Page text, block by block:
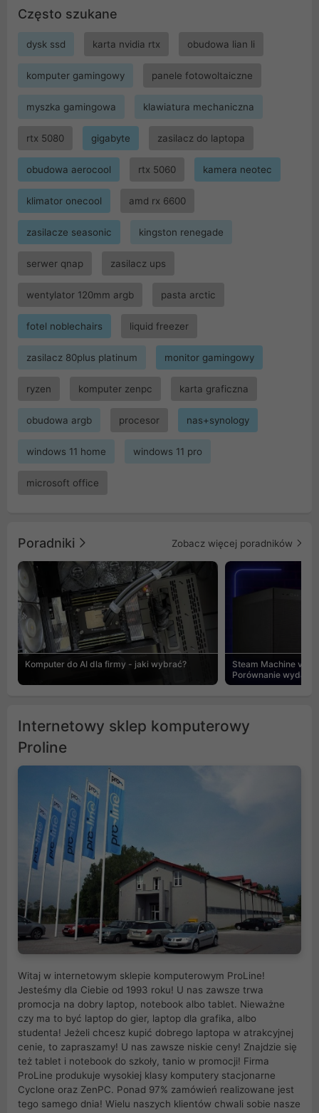
Często szukane
dysk ssd karta nvidia rtx obudowa lian li
komputer gamingowy panele fotowoltaiczne
myszka gamingowa klawiatura mechaniczna
rtx 5080 gigabyte zasilacz do laptopa
obudowa aerocool rtx 5060 kamera neotec
klimator onecool amd rx 6600
zasilacze seasonic kingston renegade
serwer qnap zasilacz ups
wentylator 120mm argb pasta arctic
fotel noblechairs liquid freezer
zasilacz 80plus platinum monitor gamingowy
ryzen komputer zenpc karta graficzna
obudowa argb procesor nas+synology
windows 11 home windows 11 pro
microsoft office
Poradniki Zobacz więcej poradników
Komputer do AI dla firmy - jaki wybrać?
Steam Machine vs
Porównanie
Internetowy sklep komputerowy
Proline
Witaj w internetowym sklepie komputerowym ProLine!
Jesteśmy dla Ciebie od 1993 roku! U nas zawsze trwa
promocja na dobry laptop, notebook albo tablet. Nieważne
czy ma to być laptop do gier, laptop dla grafika, albo
studenta! Jeżeli chcesz kupić dobrego laptopa w atrakcyjnej
cenie, to zapraszamy! U nas zawsze niskie ceny! Znajdzie się
też tablet i notebook do szkoły, tanio w promocji! Firma
ProLine produkuje wysokiej klasy komputery stacjonarne
Cyclone oraz ZenPC. Ponad 97% zamówień realizowane jest
tego samego dnia! Wielu naszych klientów chwali sobie nasze